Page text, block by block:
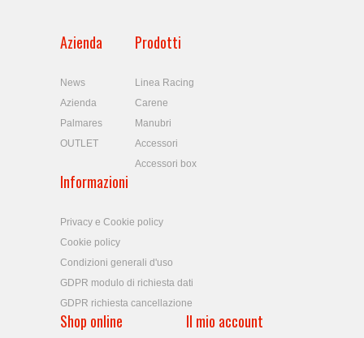
Azienda
News
Azienda
Palmares
OUTLET
Prodotti
Linea Racing
Carene
Manubri
Accessori
Accessori box
Informazioni
Privacy e Cookie policy
Cookie policy
Condizioni generali d'uso
GDPR modulo di richiesta dati
GDPR richiesta cancellazione
Shop online Il mio account